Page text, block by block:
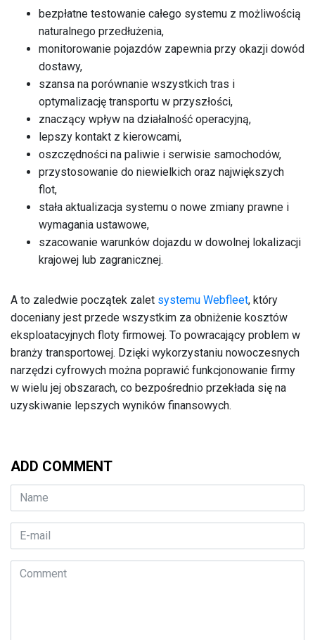
bezpłatne testowanie całego systemu z możliwością
naturalnego przedłużenia,
monitorowanie pojazdów zapewnia przy okazji dowód
dostawy,
szansa na porównanie wszystkich tras i
optymalizację transportu w przyszłości,
znaczący wpływ na działalność operacyjną,
lepszy kontakt z kierowcami,
oszczędności na paliwie i serwisie samochodów,
przystosowanie do niewielkich oraz największych
flot,
stała aktualizacja systemu o nowe zmiany prawne i
wymagania ustawowe,
szacowanie warunków dojazdu w dowolnej lokalizacji
krajowej lub zagranicznej.
A to zaledwie początek zalet systemu Webfleet, który
doceniany jest przede wszystkim za obniżenie kosztów
eksploatacyjnych floty firmowej. To powracający problem w
branży transportowej. Dzięki wykorzystaniu nowoczesnych
narzędzi cyfrowych można poprawić funkcjonowanie firmy
w wielu jej obszarach, co bezpośrednio przekłada się na
uzyskiwanie lepszych wyników finansowych.
ADD COMMENT